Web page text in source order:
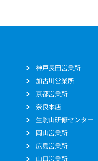
神戸長田営業所
加古川営業所
京都営業所
奈良本店
生駒山研修センター
岡山営業所
広島営業所
山口営業所